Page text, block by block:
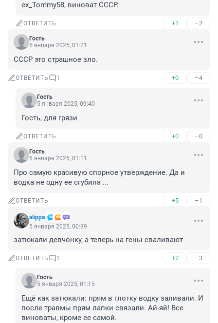
ex_Tommy58, виноват СССР.
ОТВЕТИТЬ +1 –2
Гость
5 января 2025, 01:21
СССР это страшное зло.
ОТВЕТИТЬ 1 +0 –4
Гость
5 января 2025, 09:40
Гость, для грязи
ОТВЕТИТЬ +0 –0
Гость
5 января 2025, 01:11
Про самую красивую спорное утверждение. Да и
водка не одну ее сгубила ...
ОТВЕТИТЬ +5 –1
alippa
5 января 2025, 00:39
затюкали девчонку, а теперь на гены сваливают
ОТВЕТИТЬ 1 +2 –3
Гость
5 января 2025, 01:15
Ещё как затюкали: прям в глотку водку заливали. И
после травмы прям лапки связали. Ай-яй! Все
виноваты, кроме ее самой.